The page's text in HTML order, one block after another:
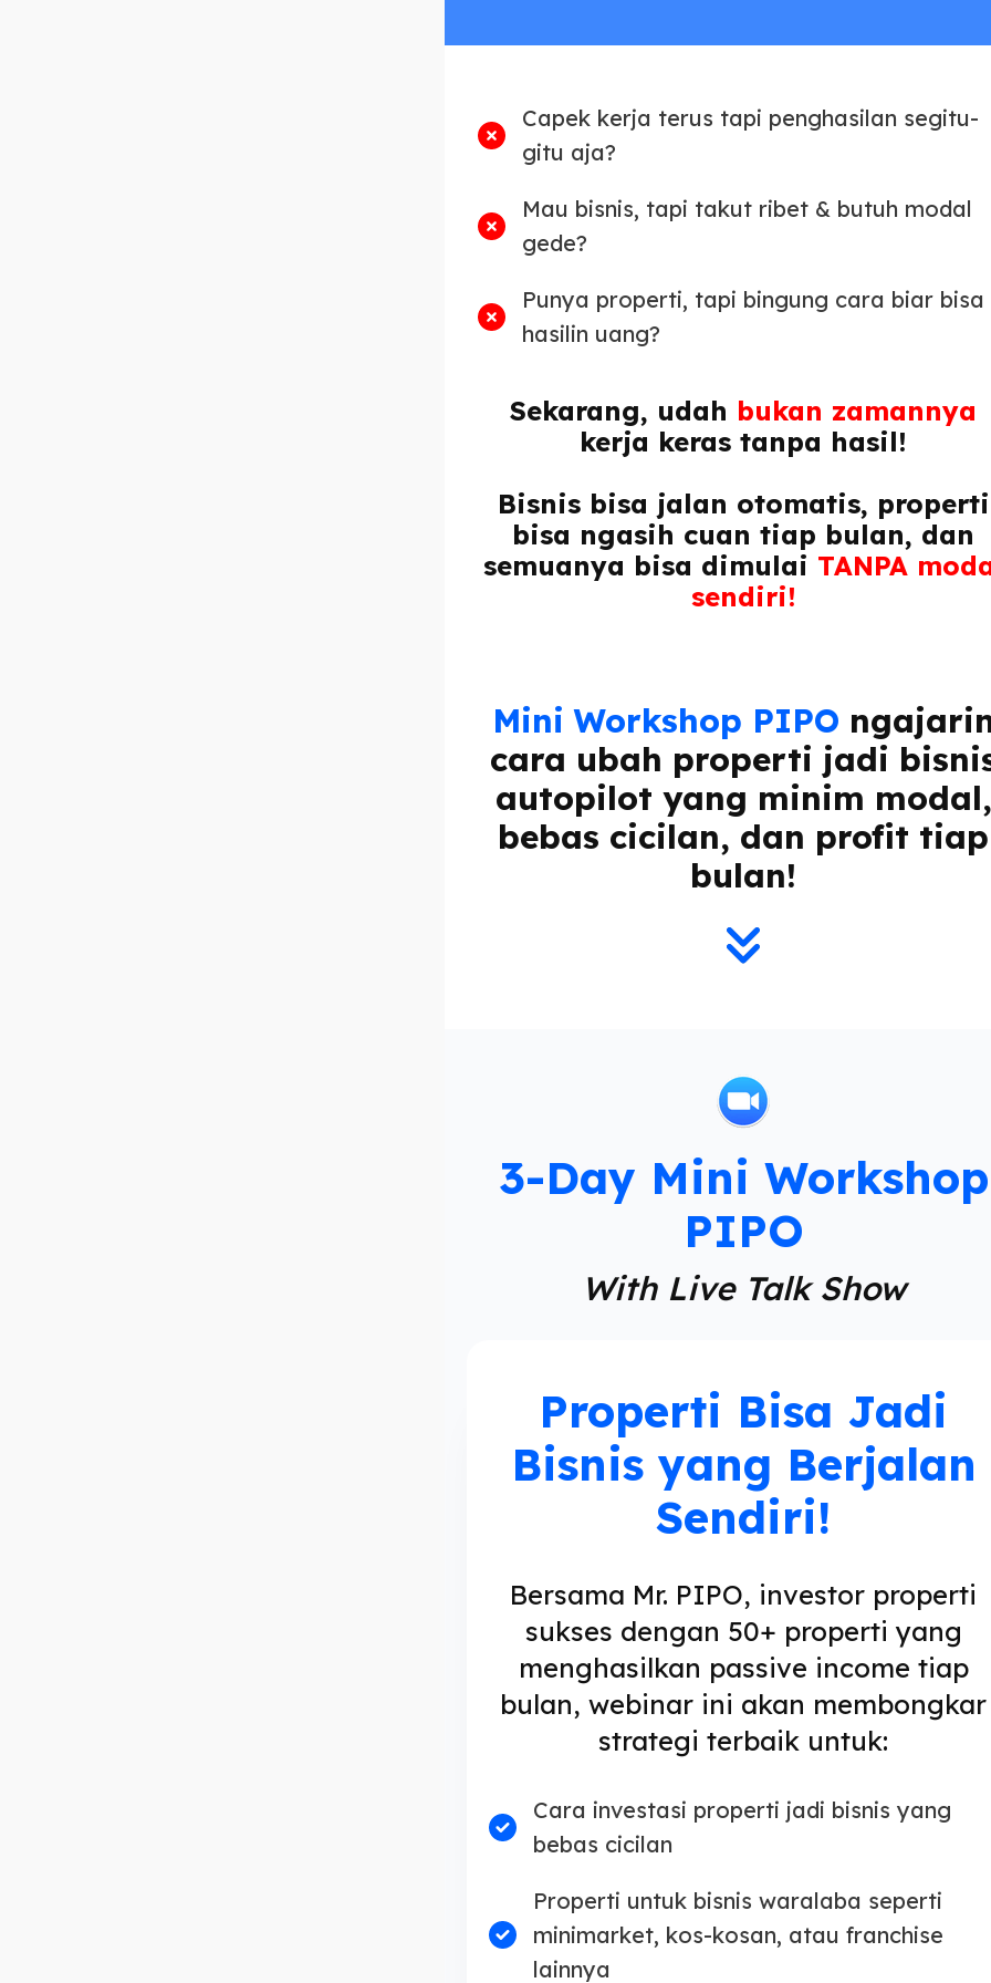
Capek kerja terus tapi penghasilan segitu-
gitu aja?
Mau bisnis, tapi takut ribet & butuh modal
gede?
Punya properti, tapi bingung cara biar bisa
hasilin uang?
Sekarang, udah bukan zamannya
kerja keras tanpa hasil!
Bisnis bisa jalan otomatis, properti
bisa ngasih cuan tiap bulan, dan
semuanya bisa dimulai TANPA
sendiri!
Mini Workshop PIPO
cara ubah properti jadi
autopilot yang minim modal,
bebas cicilan, dan profit tiap
bulan!
3-Day Mini Workshop
PIPO
With Live Talk Show
Properti Bisa Jadi
Bisnis yang Berjalan
Sendiri!
Bersama Mr. PIPO, investor properti
sukses dengan 50+ properti yang
menghasilkan passive income tiap
bulan, webinar ini akan membongkar
strategi terbaik untuk:
Cara investasi properti jadi bisnis yang
bebas cicilan
Properti untuk bisnis waralaba seperti
minimarket, kos-kosan, atau franchise
lainnya